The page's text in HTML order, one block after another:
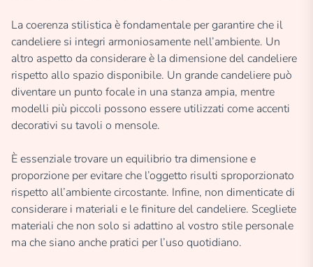
La coerenza stilistica è fondamentale per garantire che il
candeliere si integri armoniosamente nell’ambiente. Un
altro aspetto da considerare è la dimensione del candeliere
rispetto allo spazio disponibile. Un grande candeliere può
diventare un punto focale in una stanza ampia, mentre
modelli più piccoli possono essere utilizzati come accenti
decorativi su tavoli o mensole.
È essenziale trovare un equilibrio tra dimensione e
proporzione per evitare che l’oggetto risulti sproporzionato
rispetto all’ambiente circostante. Infine, non dimenticate di
considerare i materiali e le finiture del candeliere. Scegliete
materiali che non solo si adattino al vostro stile personale
ma che siano anche pratici per l’uso quotidiano.